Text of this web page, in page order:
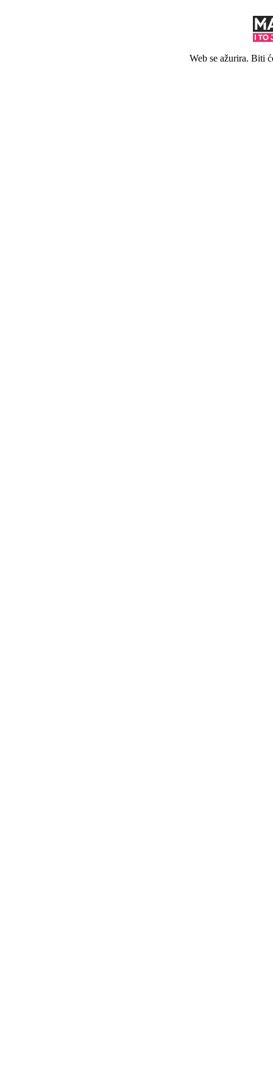
Web se ažurira. Biti